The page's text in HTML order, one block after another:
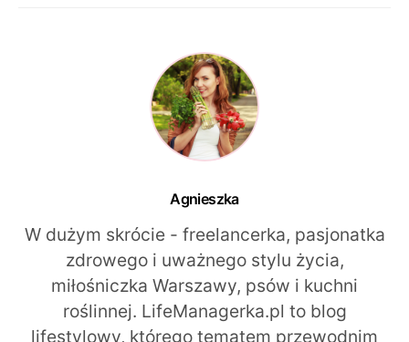
Agnieszka
W dużym skrócie - freelancerka, pasjonatka
zdrowego i uważnego stylu życia,
miłośniczka Warszawy, psów i kuchni
roślinnej. LifeManagerka.pl to blog
lifestylowy, którego tematem przewodnim